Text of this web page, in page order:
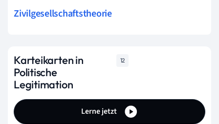
Zivilgesellschaftstheorie
Karteikarten in
Politische
Legitimation
12
Lerne jetzt